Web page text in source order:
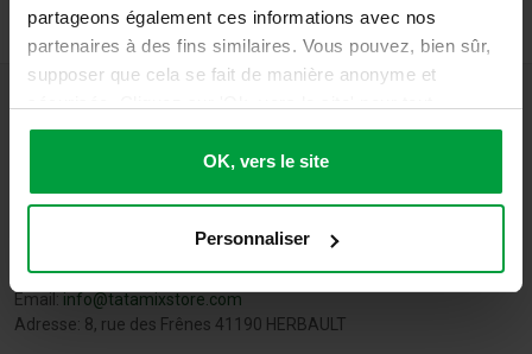
partageons également ces informations avec nos
partenaires à des fins similaires. Vous pouvez, bien sûr,
supposer que cela se fait de manière anonyme et
accepter ou ajustez manuellement vos préférences.
OK, vers le site
Personnaliser
Tel:06 71 20 04 30
Email:info@tatamixstore.com
Adresse: 8, rue des Frênes 41190 HERBAULT